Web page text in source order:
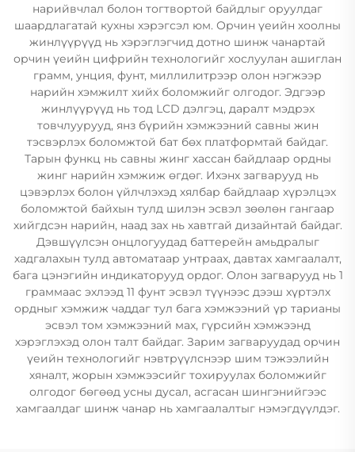
нарийвчлал болон тогтвортой байдлыг оруулдаг
шаардлагатай кухны хэрэгсэл юм. Орчин үеийн хоолны
жинлүүрүүд нь хэрэглэгчид дотно шинж чанартай
орчин үеийн цифрийн технологийг хослуулан ашиглан
грамм, унция, фунт, миллилитрээр олон нэгжээр
нарийн хэмжилт хийх боломжийг олгодог. Эдгээр
жинлүүрүүд нь тод LCD дэлгэц, даралт мэдрэх
товчлуурууд, янз бүрийн хэмжээний савны жин
тэсвэрлэх боломжтой бат бөх платформтай байдаг.
Тарын функц нь савны жинг хассан байдлаар ордны
жинг нарийн хэмжиж өгдөг. Ихэнх загварууд нь
цэвэрлэх болон үйлчлэхэд хялбар байдлаар хүрэлцэх
боломжтой байхын тулд шилэн эсвэл зөөлөн гангаар
хийгдсэн нарийн, наад зах нь хавтгай дизайнтай байдаг.
Дэвшүүлсэн онцлогуудад баттерейн амьдралыг
хадгалахын тулд автоматаар унтраах, давтах хамгаалалт,
бага цэнэгийн индикаторууд ордог. Олон загварууд нь 1
граммаас эхлээд 11 фунт эсвэл түүнээс дээш хүртэлх
ордныг хэмжиж чаддаг тул бага хэмжээний үр тарианы
эсвэл том хэмжээний мах, гүрсийн хэмжээнд
хэрэглэхэд олон талт байдаг. Зарим загваруудад орчин
үеийн технологийг нэвтрүүлснээр шим тэжээлийн
хяналт, жорын хэмжээсийг тохируулах боломжийг
олгодог бөгөөд усны дусал, асгасан шингэнийгээс
хамгаалдаг шинж чанар нь хамгаалалтыг нэмэгдүүлдэг.